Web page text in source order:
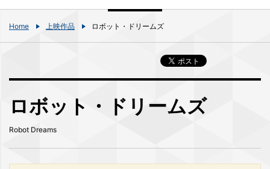
Home 上映作品 ロボット・ドリームズ
ロボット・ドリームズ
Robot Dreams